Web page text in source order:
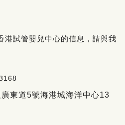
港試管嬰兒中心的信息，請與我
東道5號海港城海洋中心13